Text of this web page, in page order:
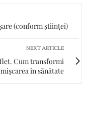
(conform științei)
NEXT ARTICLE
Cum transformi
mișcarea în sănătate